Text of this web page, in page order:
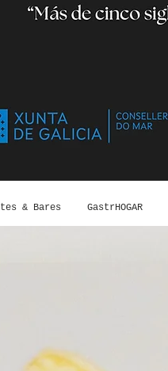
& Bares GastrHOGAR